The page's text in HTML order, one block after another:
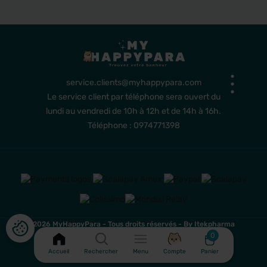
service.clients@myhappypara.com
Le service client par téléphone sera ouvert du
lundi au vendredi de 10h à 12h et de 14h à 16h.
Téléphone : 0974771398
2026 MyHappyPara - Tous droits réservés - By Itekpharma
Accueil Rechercher Menu Compte
0
Panier